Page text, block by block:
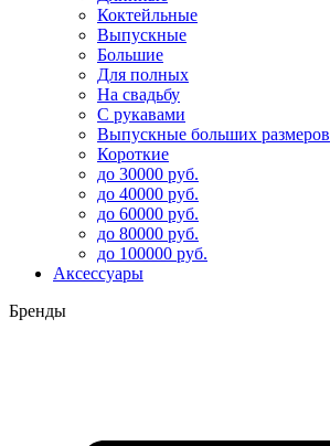
Коктейльные
Выпускные
Большие
Для полных
На свадьбу
С рукавами
Выпускные больших размеров
Короткие
до 30000 руб.
до 40000 руб.
до 60000 руб.
до 80000 руб.
до 100000 руб.
Аксессуары
Бренды